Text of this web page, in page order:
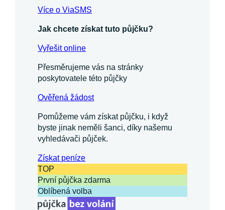
Více o ViaSMS
Jak chcete získat tuto půjčku?
Vyřešit online
Přesměrujeme vás na stránky
poskytovatele této půjčky
Ověřená žádost
Pomůžeme vám získat půjčku, i když
byste jinak neměli šanci, díky našemu
vyhledávači půjček.
Získatpeníze
TOP
První půjčka zdarma
Oblíbená volba